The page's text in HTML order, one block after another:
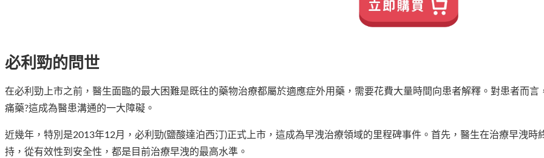
必利勁的問世
在必利勁上市之前，醫生面臨的最大困難是既往的藥物治療都屬於適應症外用藥，需要花費大量時間向患者解釋。對患者而
痛藥?這成為醫患溝通的一大障礙。
近幾年，特別是2013年12月，必利勁(鹽酸達泊西汀)正式上市，這成為早洩治療領域的里程碑事件。首先，醫生在治療早洩
持，從有效性到安全性，都是目前治療早洩的最高水準。